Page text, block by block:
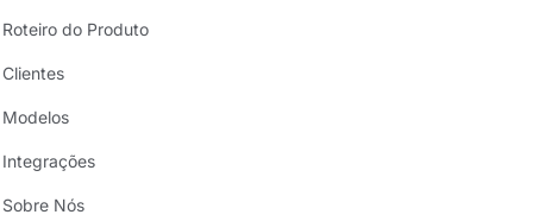
Roteiro do Produto
Clientes
Modelos
Integrações
Sobre Nós